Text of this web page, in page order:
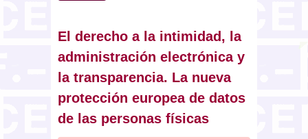
para las Administraciones
públicas y órganos de
contratación
El derecho a la intimidad, la
administración electrónica y
la transparencia. La nueva
protección europea de datos
de las personas físicas